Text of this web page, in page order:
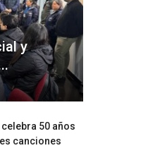
y
50 años
canciones